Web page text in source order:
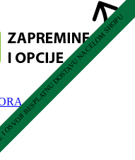
DOSTAVU NA CELOM SHOPU